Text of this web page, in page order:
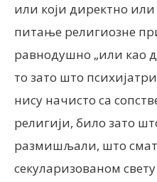
или који директно
питање религиозне
равнодушно „или као
то зато што
нису начисто са
религији, било зато
размишљали, што
секуларизованом